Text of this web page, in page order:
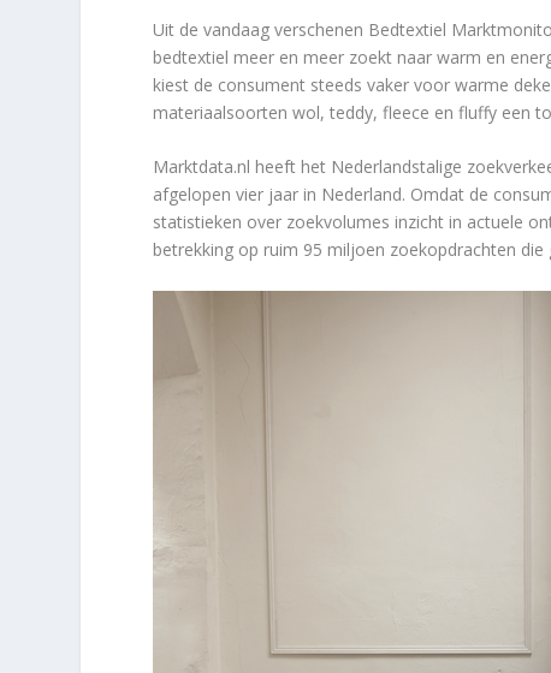
Uit de vandaag verschenen Bedtextiel
bedtextiel meer en meer zoekt naar warm en
kiest de consument steeds vaker voor warme
materiaalsoorten wol, teddy, fleece en fluffy een
Marktdata.nl heeft het Nederlandstalige
afgelopen vier jaar in Nederland. Omdat de
statistieken over zoekvolumes inzicht in actuele
betrekking op ruim 95 miljoen zoekopdrachten